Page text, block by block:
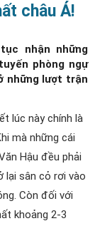
châu Á!
nhận những
phòng ngự
những lượt trận
lúc này chính là
mà những cái
Hậu đều phải
lại sân cỏ rơi vào
Còn đối với
khoảng 2-3